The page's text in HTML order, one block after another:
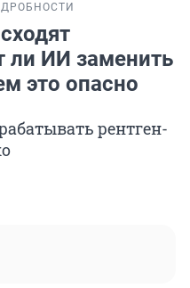
ли ИИ заменить
это опасно
рентген-